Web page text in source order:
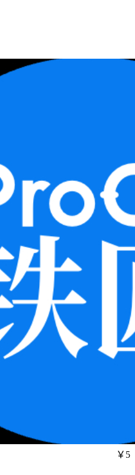
￥5